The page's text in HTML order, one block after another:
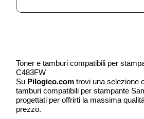
Toner e tamburi compatibili per
C483FW
Su Pilogico.com trovi una selezione
tamburi compatibili per stampante
progettati per offrirti la massima
prezzo.